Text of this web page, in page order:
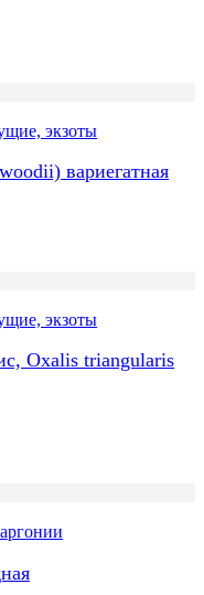
экзоты
вариегатная
экзоты
Oxalis triangularis